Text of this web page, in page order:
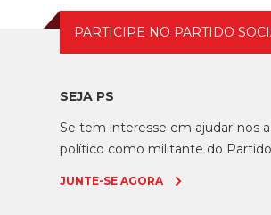
PARTICIPE NO PARTIDO
SEJA PS
Se tem interesse em ajudar-nos
político como militante do Partido
JUNTE-SE AGORA